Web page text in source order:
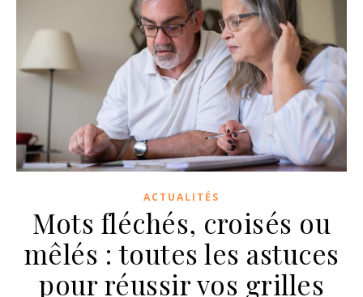
ACTUALITÉS
Mots fléchés, croisés ou
mêlés : toutes les astuces
pour réussir vos grilles